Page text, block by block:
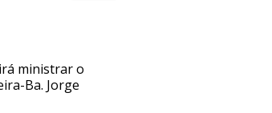
ministrar o
Ba. Jorge